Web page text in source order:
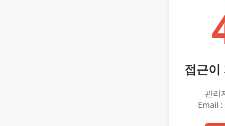
접근이
관리
Email